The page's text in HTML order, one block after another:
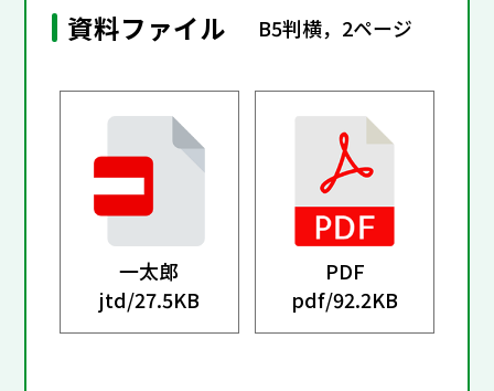
資料ファイル B5判横，2ページ
一太郎
jtd/27.5KB
PDF
pdf/92.2KB